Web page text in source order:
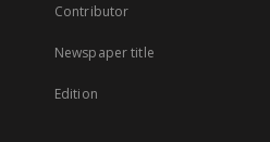
Contributor
Newspaper title
Edition